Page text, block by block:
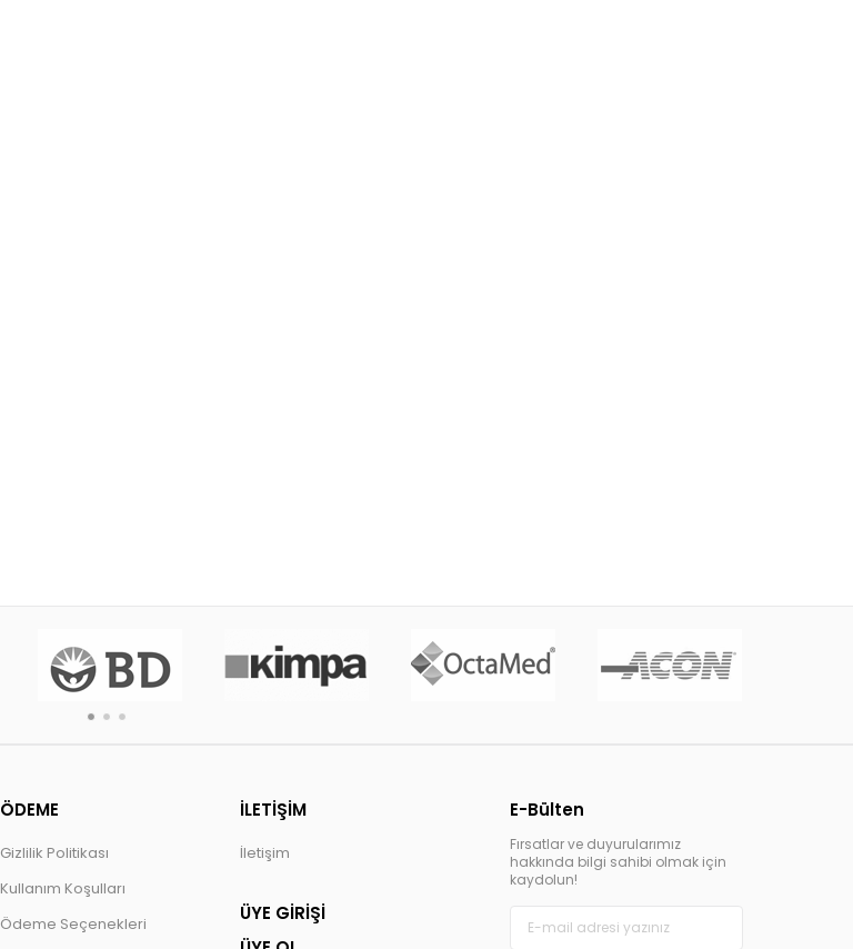
E-Bülten
Fırsatlar ve duyurularımız
hakkında bilgi sahibi olmak için
kaydolun!
ÖDEME
Gizlilik Politikası
Kullanım Koşulları
Ödeme Seçenekleri
İLETİŞİM
İletişim
ÜYE GİRİŞİ